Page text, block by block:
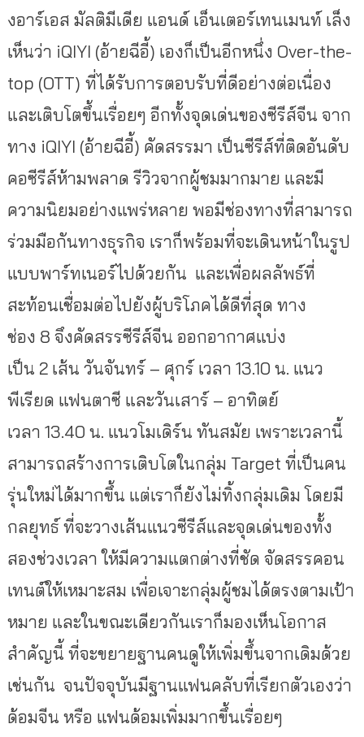
งอาร์เอส มัลติมีเดีย แอนด์ เอ็นเตอร์เทนเมนท์ เล็ง
เห็นว่า iQIYI (อ้ายฉีอี้) เองก็เป็นอีกหนึ่ง Over-the-
top (OTT) ที่ได้รับการตอบรับที่ดีอย่างต่อเนื่อง
และเติบโตขึ้นเรื่อยๆ อีกทั้งจุดเด่นของซีรีส์จีน จาก
ทาง iQIYI (อ้ายฉีอี้) คัดสรรมา เป็นซีรีส์ที่ติดอันดับ
คอซีรีส์ห้ามพลาด รีวิวจากผู้ชมมากมาย และมี
ความนิยมอย่างแพร่หลาย พอมีช่องทางที่สามารถ
ร่วมมือกันทางธุรกิจ เราก็พร้อมที่จะเดินหน้าในรูป
แบบพาร์ทเนอร์ไปด้วยกัน และเพื่อผลลัพธ์ที่
สะท้อนเชื่อมต่อไปยังผู้บริโภคได้ดีที่สุด ทาง
ช่อง 8 จึงคัดสรรซีรีส์จีน ออกอากาศแบ่ง
เป็น 2 เส้น วันจันทร์ – ศุกร์ เวลา 13.10 น. แนว
พีเรียด แฟนตาซี และวันเสาร์ – อาทิตย์
เวลา 13.40 น. แนวโมเดิร์น ทันสมัย เพราะเวลานี้
สามารถสร้างการเติบโตในกลุ่ม Target ที่เป็นคน
รุ่นใหม่ได้มากขึ้น แต่เราก็ยังไม่ทิ้งกลุ่มเดิม โดยมี
กลยุทธ์ ที่จะวางเส้นแนวซีรีส์และจุดเด่นของทั้ง
สองช่วงเวลา ให้มีความแตกต่างที่ชัด จัดสรรคอน
เทนต์ให้เหมาะสม เพื่อเจาะกลุ่มผู้ชมได้ตรงตามเป้า
หมาย และในขณะเดียวกันเราก็มองเห็นโอกาส
สำคัญนี้ ที่จะขยายฐานคนดูให้เพิ่มขึ้นจากเดิมด้วย
เช่นกัน จนปัจจุบันมีฐานแฟนคลับที่เรียกตัวเองว่า
ด้อมจีน หรือ แฟนด้อมเพิ่มมากขึ้นเรื่อยๆ